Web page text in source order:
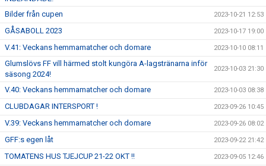
Bilder från cupen 2023-10-21 12:53
GÅSABOLL 2023 2023-10-17 19:00
V.41: Veckans hemmamatcher och domare 2023-10-10 08:11
Glumslövs FF vill härmed stolt kungöra A-lagstränarna inför
säsong 2024!
2023-10-03 21:30
V.40: Veckans hemmamatcher och domare 2023-10-03 08:38
CLUBDAGAR INTERSPORT ! 2023-09-26 10:45
V.39: Veckans hemmamatcher och domare 2023-09-26 08:02
GFF:s egen låt 2023-09-22 21:42
TOMATENS HUS TJEJCUP 21-22 OKT !! 2023-09-05 12:46